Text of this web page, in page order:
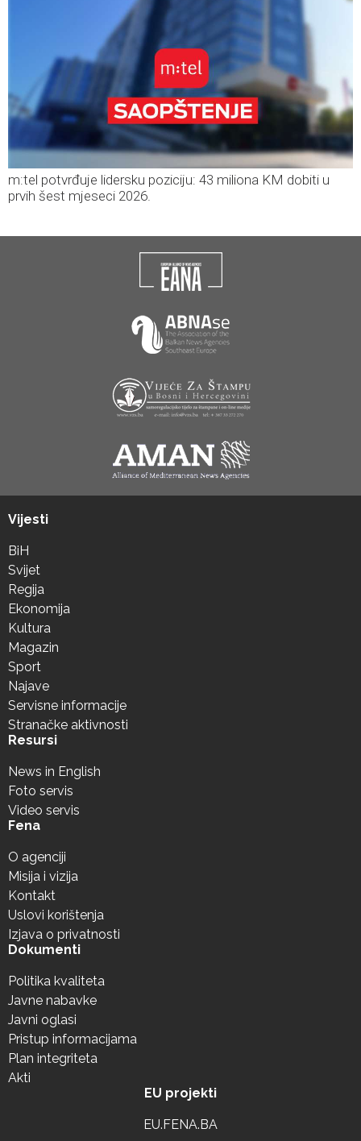
m:tel potvrđuje lidersku poziciju: 43 miliona KM dobiti u
prvih šest mjeseci 2026.
Vijesti
BiH
Svijet
Regija
Ekonomija
Kultura
Magazin
Sport
Najave
Servisne informacije
Stranačke aktivnosti
Resursi
News in English
Foto servis
Video servis
Fena
O agenciji
Misija i vizija
Kontakt
Uslovi korištenja
Izjava o privatnosti
Dokumenti
Politika kvaliteta
Javne nabavke
Javni oglasi
Pristup informacijama
Plan integriteta
Akti
EU projekti
EU.FENA.BA